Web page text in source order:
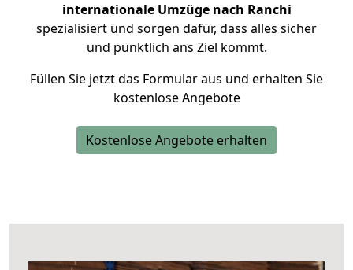
internationale Umzüge nach Ranchi
spezialisiert und sorgen dafür, dass alles sicher
und pünktlich ans Ziel kommt.
Füllen Sie jetzt das Formular aus und erhalten Sie
kostenlose Angebote
Kostenlose Angebote erhalten